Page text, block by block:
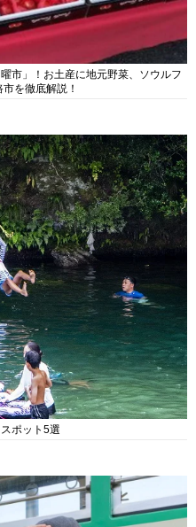
市」！お土産に地元野菜、ソウルフ
を徹底解説！
ポット5選